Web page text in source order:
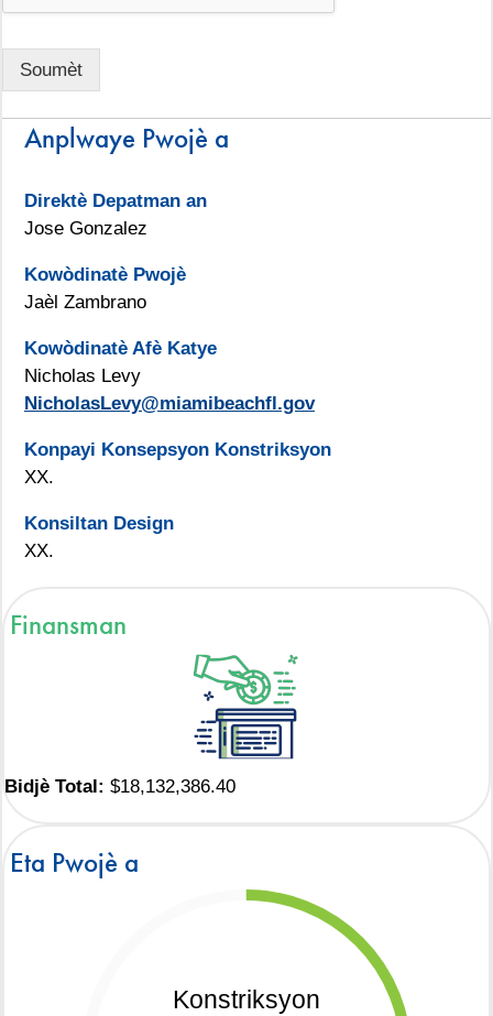
Soumèt
Anplwaye Pwojè a
Direktè Depatman an
Jose Gonzalez
Kowòdinatè Pwojè
Jaèl Zambrano
Kowòdinatè Afè Katye
Nicholas Levy
NicholasLevy@miamibeachfl.gov
Konpayi Konsepsyon Konstriksyon
XX.
Konsiltan Design
XX.
Finansman
Bidjè Total: $18,132,386.40
Eta Pwojè a
Konstriksyon